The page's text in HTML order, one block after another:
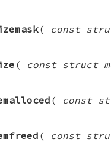
( const
( const struct
( const
( const